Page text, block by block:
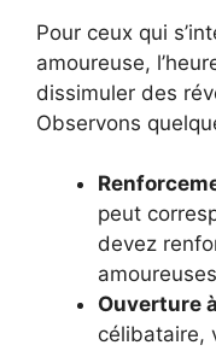
Pour ceux qui
amoureuse,
dissimuler des
Observons
peut
devez
Ouverture
célibataire,